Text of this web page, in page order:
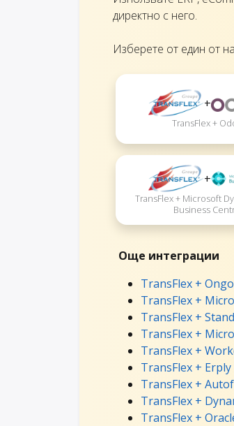
директно с него.
Изберете от един от
+
TransFlex +
+
TransFlex + Microsoft
Business
Още интеграции
TransFlex +
TransFlex +
TransFlex +
TransFlex +
TransFlex +
TransFlex +
TransFlex +
TransFlex +
TransFlex +